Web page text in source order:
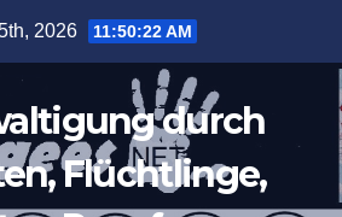
2026 11:50:23 AM
durch
Flüchtlinge,